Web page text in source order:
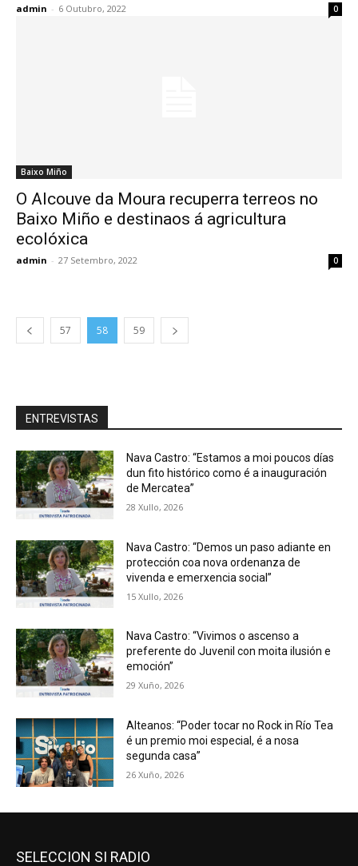
admin - 6 Outubro, 2022 0
Baixo Miño
O Alcouve da Moura recuperra terreos no
Baixo Miño e destinaos á agricultura
ecolóxica
admin - 27 Setembro, 2022 0
57 58 59
ENTREVISTAS
Nava Castro: “Estamos a moi poucos días
dun fito histórico como é a inauguración
de Mercatea”
28 Xullo, 2026
Nava Castro: “Demos un paso adiante en
protección coa nova ordenanza de
vivenda e emerxencia social”
15 Xullo, 2026
Nava Castro: “Vivimos o ascenso a
preferente do Juvenil con moita ilusión e
emoción”
29 Xuño, 2026
Alteanos: “Poder tocar no Rock in Río Tea
é un premio moi especial, é a nosa
segunda casa”
26 Xuño, 2026
SELECCION SI RADIO